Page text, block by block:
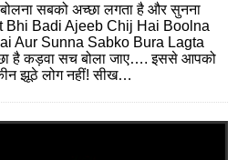
सबको अच्छा लगता है और सुनना
Bhi Badi Ajeeb Chij Hai Boolna
Aur Sunna Sabko Bura Lagta
है कड़वा सच बोला जाए…. इससे आपको
झूठे लोग नहीं! सीख…